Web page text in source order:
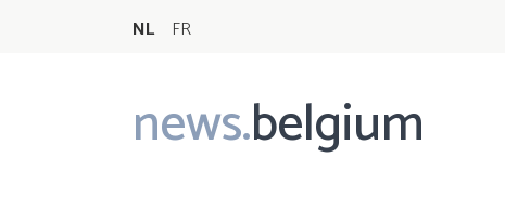
NL FR
news.belgium
Main
navigation